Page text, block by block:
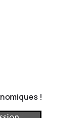
!